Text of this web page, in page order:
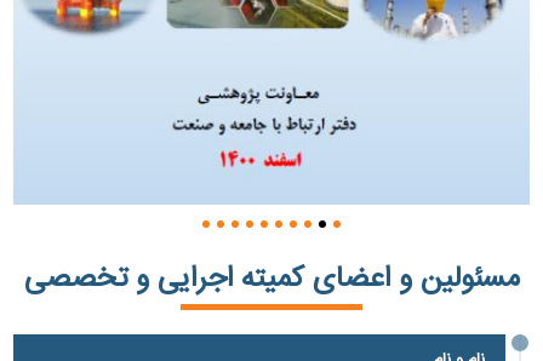
مسئولین و اعضای کمیته اجرایی و تخصصی